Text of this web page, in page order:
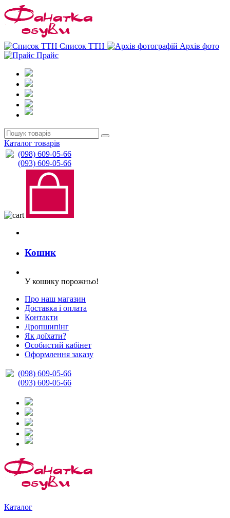
Список ТТН
Архів фото
Прайс
Каталог товарів
(098) 609-05-66
(093) 609-05-66
Кошик
У кошику порожньо!
Про наш магазин
Доставка і оплата
Контакти
Дропшипінг
Як доїхати?
Особистий кабінет
Оформлення заказу
(098) 609-05-66
(093) 609-05-66
Каталог